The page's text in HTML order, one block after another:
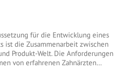
für die Entwicklung eines
ist die Zusammenarbeit zwischen
Produkt-Welt. Die Anforderungen
von erfahrenen Zahnärzten…